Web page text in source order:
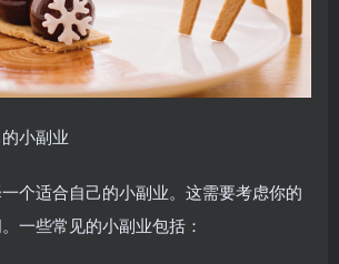
小副业
个适合自己的小副业。这需要考虑你的
一些常见的小副业包括：